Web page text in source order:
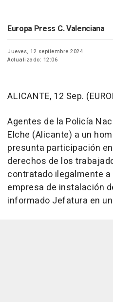
Europa Press C. Valenciana
Jueves, 12 septiembre 2024
Actualizado: 12:06
ALICANTE, 12 Sep.
Agentes de la Policía
Elche (Alicante) a un
presunta participación
derechos de los
contratado ilegalmente
empresa de instalación
informado Jefatura en